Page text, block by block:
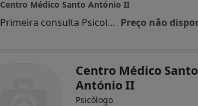
Centro Médico Santo António II
Primeira consulta Psicologia Preço não
Centro Médico Santo
António II
Psicólogo